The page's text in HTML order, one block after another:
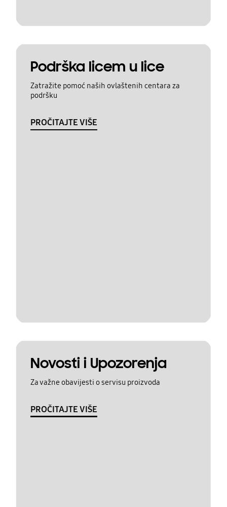
Podrška licem u lice
Zatražite pomoć naših ovlaštenih centara za
podršku
PROČITAJTE VIŠE
Novosti i Upozorenja
Za važne obavijesti o servisu proizvoda
PROČITAJTE VIŠE